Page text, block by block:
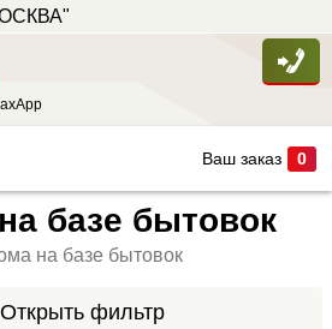
Ваш заказ 0
42
руб
базе бытовок
на базе бытовок
Открыть фильтр